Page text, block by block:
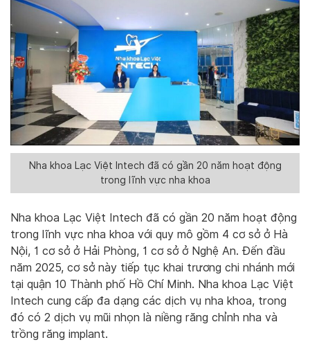
Nha khoa Lạc Việt Intech đã có gần 20 năm hoạt động
trong lĩnh vực nha khoa
Nha khoa Lạc Việt Intech đã có gần 20 năm hoạt động
trong lĩnh vực nha khoa với quy mô gồm 4 cơ sở ở Hà
Nội, 1 cơ sở ở Hải Phòng, 1 cơ sở ở Nghệ An. Đến đầu
năm 2025, cơ sở này tiếp tục khai trương chi nhánh mới
tại quận 10 Thành phố Hồ Chí Minh. Nha khoa Lạc Việt
Intech cung cấp đa dạng các dịch vụ nha khoa, trong
đó có 2 dịch vụ mũi nhọn là niềng răng chỉnh nha và
trồng răng implant.